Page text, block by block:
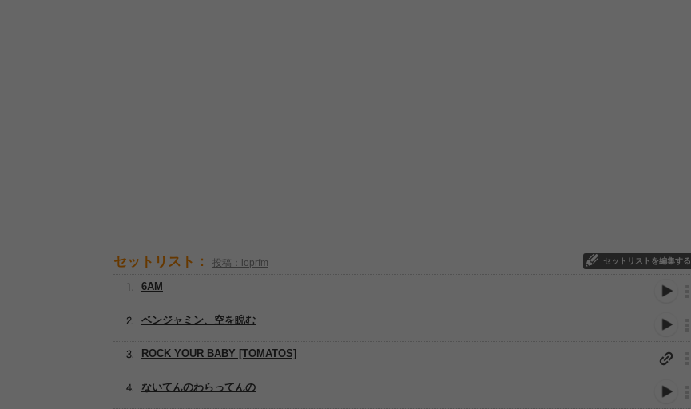
セットリスト： 投稿：loprfm セットリストを編集する
ROCK YOUR BABY [TOMATOS]
6AM
ないてんのわらってんの
ベンジャミン、空を睨む